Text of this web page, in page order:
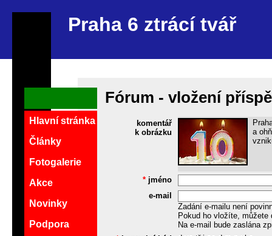
Praha 6 ztrácí tvář
Fórum - vložení
komentář
k obrázku
a
* jméno
e-mail
Zadání e-mailu není
Pokud ho vložíte,
Na e-mail bude zaslána
Hlavní stránka
Články
Fotogalerie
Akce
Novinky
Podpora